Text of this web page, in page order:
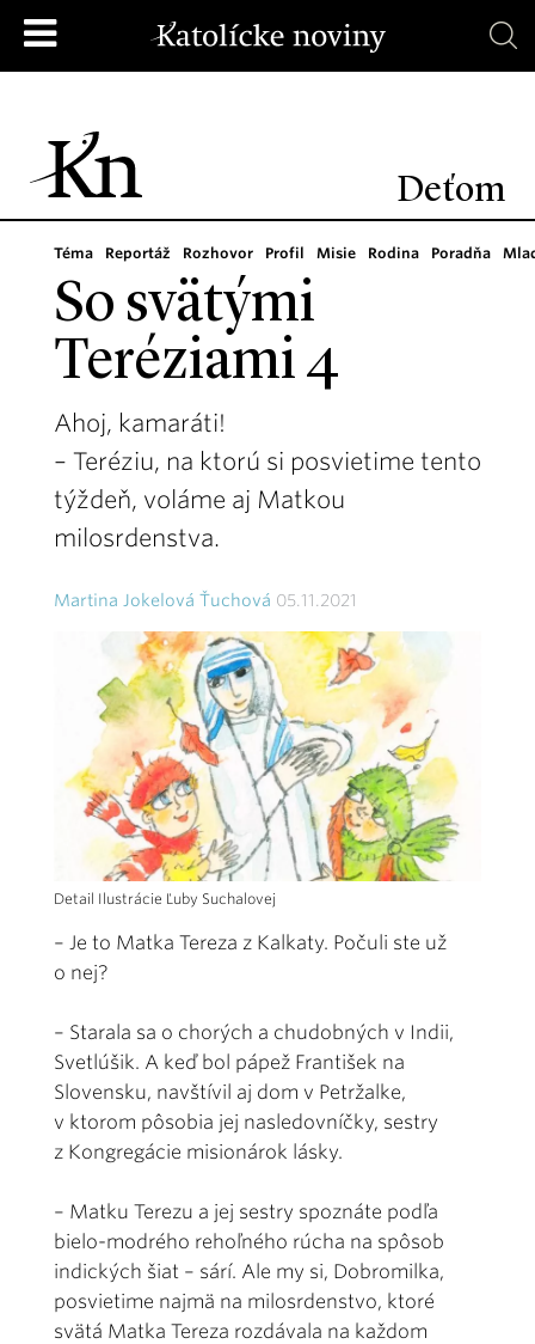
Deťom
Téma Reportáž Rozhovor Profil Misie Rodina Poradňa
So svätými
Teréziami 4
Ahoj, kamaráti!
– Teréziu, na ktorú si posvietime tento
týždeň, voláme aj Matkou
milosrdenstva.
Martina Jokelová Ťuchová 05.11.2021
Detail Ilustrácie Ľuby Suchalovej
– Je to Matka Tereza z Kalkaty. Počuli ste už
o nej?
– Starala sa o chorých a chudobných v Indii,
Svetlúšik. A keď bol pápež František na
Slovensku, navštívil aj dom v Petržalke,
v ktorom pôsobia jej nasledovníčky, sestry
z Kongregácie misionárok lásky.
– Matku Terezu a jej sestry spoznáte podľa
bielo-modrého rehoľného rúcha na spôsob
indických šiat – sárí. Ale my si, Dobromilka,
posvietime najmä na milosrdenstvo, ktoré
svätá Matka Tereza rozdávala na každom